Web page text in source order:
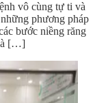
vô cùng tự ti và
phương pháp
bước niềng răng
là […]